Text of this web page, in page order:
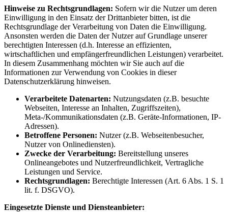
Hinweise zu Rechtsgrundlagen: Sofern wir die Nutzer um deren
Einwilligung in den Einsatz der Drittanbieter bitten, ist die
Rechtsgrundlage der Verarbeitung von Daten die Einwilligung.
Ansonsten werden die Daten der Nutzer auf Grundlage unserer
berechtigten Interessen (d.h. Interesse an effizienten,
wirtschaftlichen und empfängerfreundlichen Leistungen) verarbeitet.
In diesem Zusammenhang möchten wir Sie auch auf die
Informationen zur Verwendung von Cookies in dieser
Datenschutzerklärung hinweisen.
Verarbeitete Datenarten: Nutzungsdaten (z.B. besuchte
Webseiten, Interesse an Inhalten, Zugriffszeiten),
Meta-/Kommunikationsdaten (z.B. Geräte-Informationen, IP-
Adressen).
Betroffene Personen: Nutzer (z.B. Webseitenbesucher,
Nutzer von Onlinediensten).
Zwecke der Verarbeitung: Bereitstellung unseres
Onlineangebotes und Nutzerfreundlichkeit, Vertragliche
Leistungen und Service.
Rechtsgrundlagen: Berechtigte Interessen (Art. 6 Abs. 1 S. 1
lit. f. DSGVO).
Eingesetzte Dienste und Diensteanbieter: